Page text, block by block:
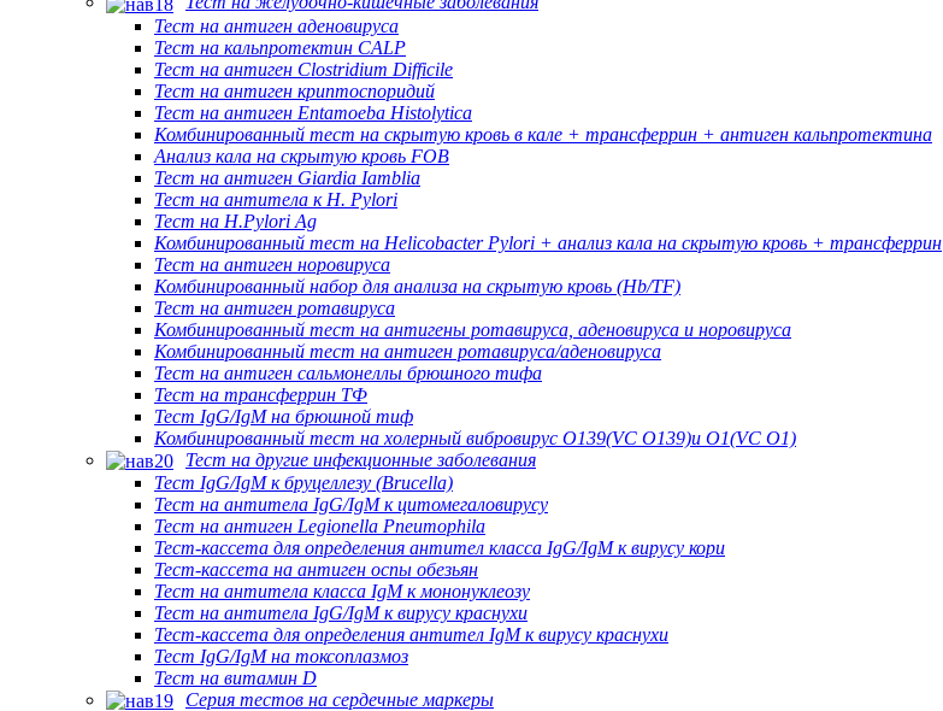
Тест на антиген аденовируса
Тест на кальпротектин CALP
Тест на антиген Clostridium Difficile
Тест на антиген криптоспоридий
Тест на антиген Entamoeba Histolytica
Комбинированный тест на скрытую кровь в кале + трансферрин + антиген кальпротектина
Анализ кала на скрытую кровь FOB
Тест на антиген Giardia Iamblia
Тест на антитела к H. Pylori
Тест на H.Pylori Ag
Комбинированный тест на Helicobacter Pylori + анализ кала на скрытую кровь + трансферрин
Тест на антиген норовируса
Комбинированный набор для анализа на скрытую кровь (Hb/TF)
Тест на антиген ротавируса
Комбинированный тест на антигены ротавируса, аденовируса и норовируса
Комбинированный тест на антиген ротавируса/аденовируса
Тест на антиген сальмонеллы брюшного тифа
Тест на трансферрин ТФ
Тест IgG/IgM на брюшной тиф
Комбинированный тест на холерный вибровирус O139(VC O139)и O1(VC O1)
Тест на другие инфекционные заболевания
Тест IgG/IgM к бруцеллезу (Brucella)
Тест на антитела IgG/IgM к цитомегаловирусу
Тест на антиген Legionella Pneumophila
Тест-кассета для определения антител класса IgG/IgM к вирусу кори
Тест-кассета на антиген оспы обезьян
Тест на антитела класса IgM к мононуклеозу
Тест на антитела IgG/IgM к вирусу краснухи
Тест-кассета для определения антител IgM к вирусу краснухи
Тест IgG/IgM на токсоплазмоз
Тест на витамин D
Серия тестов на сердечные маркеры